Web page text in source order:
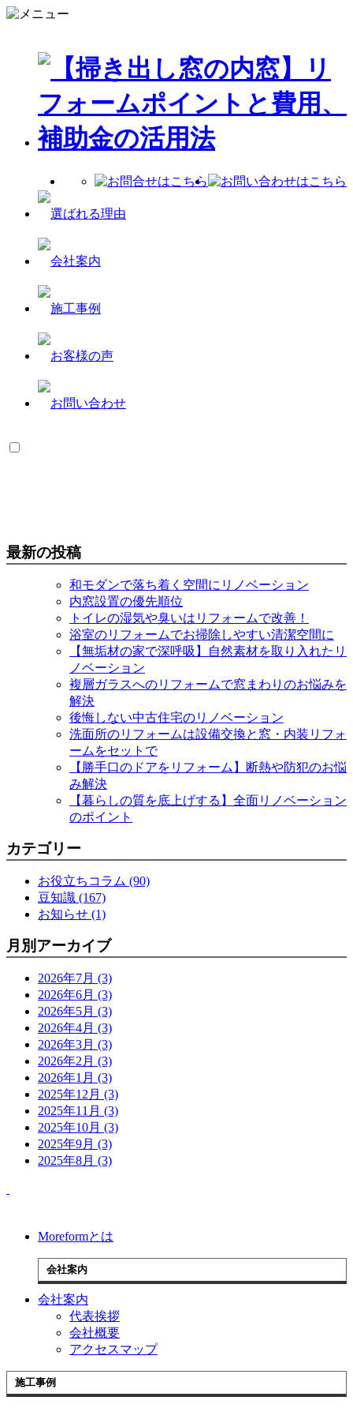
最新の投稿
和モダンで落ち着く空間にリノベーション
内窓設置の優先順位
トイレの湿気や臭いはリフォームで改善！
浴室のリフォームでお掃除しやすい清潔空間に
【無垢材の家で深呼吸】自然素材を取り入れたリ
ノベーション
複層ガラスへのリフォームで窓まわりのお悩みを
解決
後悔しない中古住宅のリノベーション
洗面所のリフォームは設備交換と窓・内装リフォ
ームをセットで
【勝手口のドアをリフォーム】断熱や防犯のお悩
み解決
【暮らしの質を底上げする】全面リノベーション
のポイント
カテゴリー
お役立ちコラム (90)
豆知識 (167)
お知らせ (1)
月別アーカイブ
2026年7月 (3)
2026年6月 (3)
2026年5月 (3)
2026年4月 (3)
2026年3月 (3)
2026年2月 (3)
2026年1月 (3)
2025年12月 (3)
2025年11月 (3)
2025年10月 (3)
2025年9月 (3)
2025年8月 (3)
Moreformとは
会社案内
会社案内
代表挨拶
会社概要
アクセスマップ
施工事例